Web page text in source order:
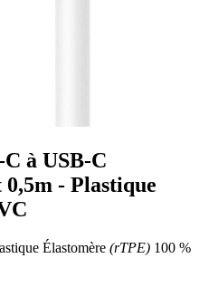
à USB-C
- Plastique
Élastomère (rTPE) 100 %